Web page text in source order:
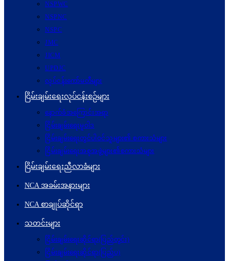
NSPWC
NSPNC
NSPC
JMC
JICM
UPDJC
လုပ်ငန်းကော်မတီများ
ငြိမ်းချမ်းရေးလုပ်ငန်းစဉ်များ
နောက်ခံအကြောင်းအရာ
ငြိမ်းချမ်းရေးမူဝါဒ
ငြိမ်းချမ်းရေးတွင်ပါဝင်သူများ၏ စကားသံများ
ငြိမ်းချမ်းရေးအစုအဖွဲ့များ၏စကားသံများ
ငြိမ်းချမ်းရေးညီလာခံများ
NCA အခမ်းအနားများ
NCA စာချုပ်ဆိုင်ရာ
သတင်းများ
ငြိမ်းချမ်းရေးဆိုင်ရာ(ပြည်တွင်း)
ငြိမ်းချမ်းရေးဆိုင်ရာ(ပြည်ပ)